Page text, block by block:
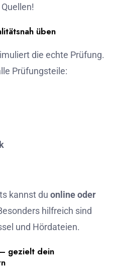
üben
die echte Prüfung.
Prüfungsteile:
kannst du online oder
hilfreich sind
und Hördateien.
gezielt dein